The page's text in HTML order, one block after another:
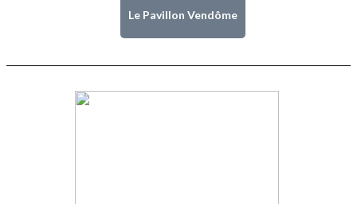
Le Pavillon Vendôme